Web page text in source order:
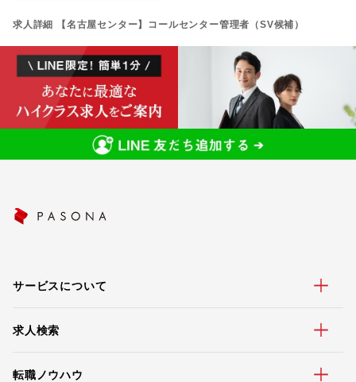
求人詳細 【名古屋センター】コールセンター管理者（SV候補）
サービスについて
求人検索
転職ノウハウ